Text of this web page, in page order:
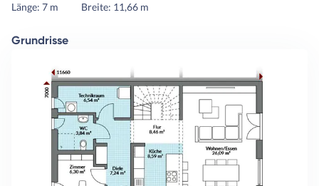
Länge: 7 m Breite: 11,66 m
Grundrisse